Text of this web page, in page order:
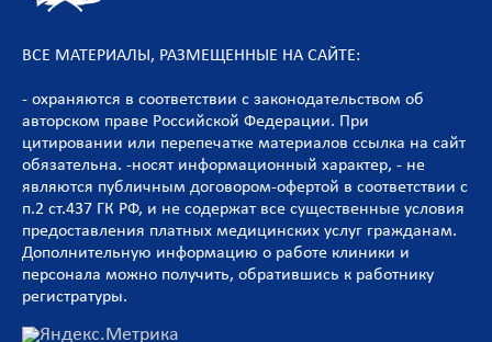
ВСЕ МАТЕРИАЛЫ, РАЗМЕЩЕННЫЕ НА САЙТЕ:
- охраняются в соответствии с законодательством об
авторском праве Российской Федерации. При
цитировании или перепечатке материалов ссылка на сайт
обязательна. -носят информационный характер, - не
являются публичным договором-офертой в соответствии с
п.2 ст.437 ГК РФ, и не содержат все существенные условия
предоставления платных медицинских услуг гражданам.
Дополнительную информацию о работе клиники и
персонала можно получить, обратившись к работнику
регистратуры.